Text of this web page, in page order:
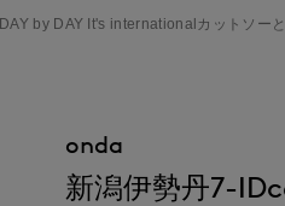
DAY by DAY It's internationalカットソー
onda
新潟伊勢丹7-